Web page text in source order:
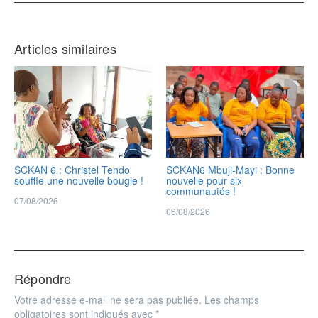
Articles similaires
SCKAN 6 : Christel Tendo
souffle une nouvelle bougie !
07/08/2026
SCKAN6 Mbuji-Mayi : Bonne
nouvelle pour six
communautés !
06/08/2026
Répondre
Votre adresse e-mail ne sera pas publiée. Les champs
obligatoires sont indiqués avec *